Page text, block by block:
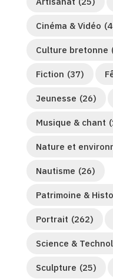
Cinéma & Vidéo
Culture bretonne
Fiction (37)
Jeunesse (26)
Musique & chant
Nature et
Nautisme (26)
Patrimoine &
Portrait (262)
Science &
Sculpture (25)